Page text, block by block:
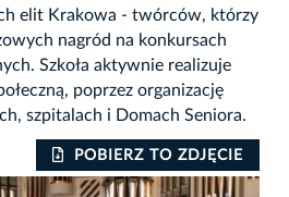
elit Krakowa - twórców, którzy
nagród na konkursach
Szkoła aktywnie realizuje
poprzez organizację
szpitalach i Domach Seniora.
POBIERZ TO ZDJĘCIE